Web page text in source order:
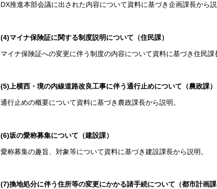
DX推進本部会議に出された内容について資料に基づき企画課長から説
(4)マイナ保険証に関する制度説明について（住民課）
マイナ保険証への変更に伴う制度の内容について資料に基づき住民課
(5)上横西・境の内線道路改良工事に伴う通行止めについて（農政課）
通行止めの概要について資料に基づき農政課長から説明。
(6)坂の愛称募集について（建設課）
愛称募集の趣旨、対象等について資料に基づき建設課長から説明。
(7)換地処分に伴う住所等の変更にかかる諸手続について（都市計画課